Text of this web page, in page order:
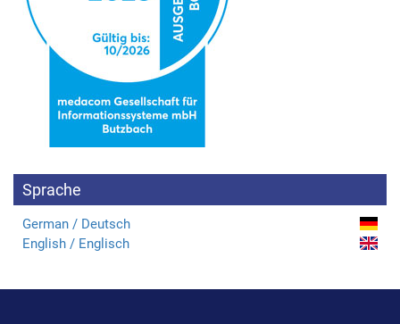
Sprache
German / Deutsch
English / Englisch